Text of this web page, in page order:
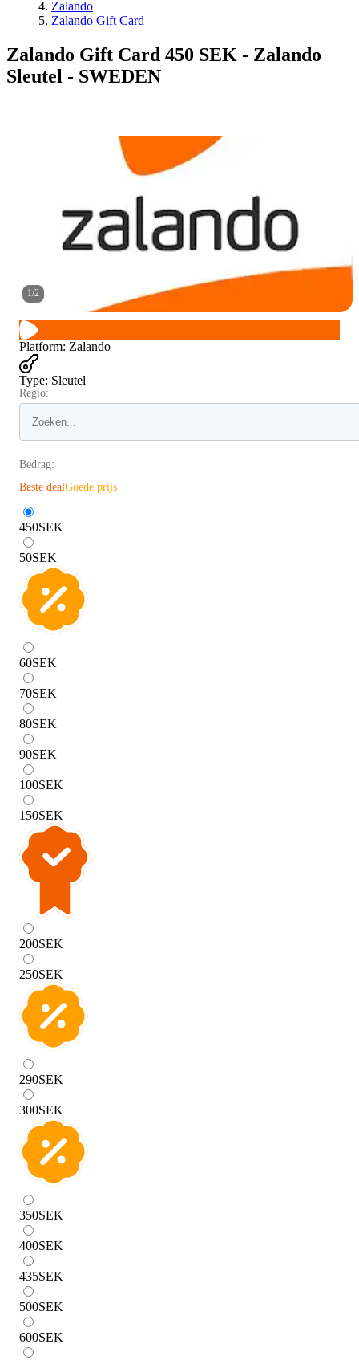
Zalando
Zalando Gift Card
Zalando Gift Card 450 SEK - Zalando
Sleutel - SWEDEN
1/2
Platform: Zalando
Type: Sleutel
Regio:
Bedrag:
Beste dealGoede prijs
450SEK
50SEK
60SEK
70SEK
80SEK
90SEK
100SEK
150SEK
200SEK
250SEK
290SEK
300SEK
350SEK
400SEK
435SEK
500SEK
600SEK